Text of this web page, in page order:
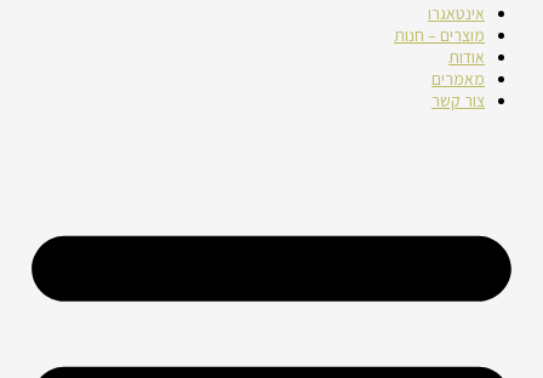
אינטאגרו
מוצרים – חנות
אודות
מאמרים
צור קשר